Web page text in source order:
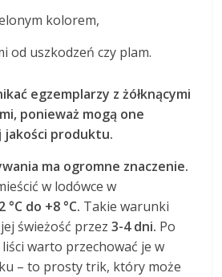
kolorem,
od uszkodzeń czy plam.
egzemplarzy z żółknącymi
ponieważ mogą one
jakości produktu.
ma ogromne znaczenie.
w lodówce w
°C do +8 °C. Takie warunki
świeżość przez3-4 dni. Po
warto przechować je w
– to prosty trik, który może